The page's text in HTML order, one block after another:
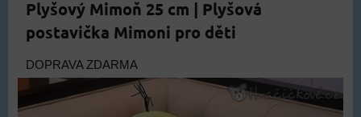
Plyšový Mimoň 25 cm | Plyšová
postavička Mimoni pro děti
DOPRAVA ZDARMA